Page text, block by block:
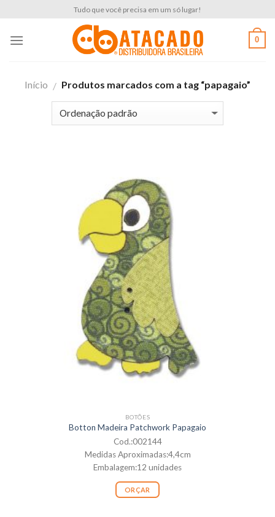
content
Tudo que você precisa em um só lugar!
0
Início / Produtos marcados com a tag “papagaio”
BOTÕES
Botton Madeira Patchwork Papagaio
Cod.:002144
Medidas Aproximadas:4,4cm
Embalagem:12 unidades
ORÇAR